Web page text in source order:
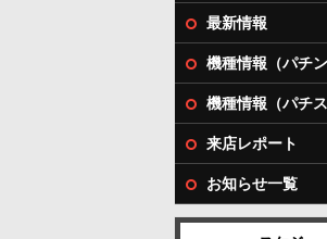
最新情報
機種情報（パチン
機種情報（パチス
来店レポート
お知らせ一覧